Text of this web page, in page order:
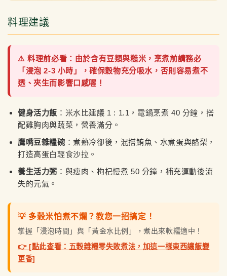
料理建議
⚠️ 料理前必看：由於含有豆類與糙米，烹煮前請務必
「浸泡 2-3 小時」，確保穀物充分吸水，否則容易煮不
透、夾生而影響口感喔！
健身活力飯 ：米水比建議 1 : 1.1，電鍋烹煮 40 分鐘，搭
配雞胸肉與蔬菜，營養滿分。
鷹嘴豆雜糧碗 ：煮熟冷卻後，混搭鮪魚、水煮蛋與酪梨，
打造高蛋白輕食沙拉。
養生活力粥 ：與瘦肉、枸杞慢煮 50 分鐘，補充運動後流
失的元氣。
💡 多穀米怕煮不爛？教您一招搞定！
掌握「浸泡時間」與「黃金水比例」，煮出來軟糯適中！
👉 [點此查看：五穀雜糧零失敗煮法，加這一樣東西讓飯變
更香]